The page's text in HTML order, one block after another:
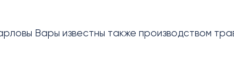
Вары известны также производством